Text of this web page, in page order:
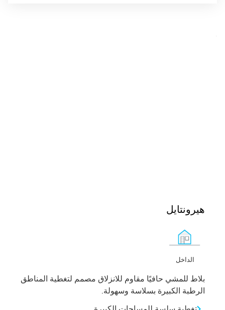
هيرونتايل
الداخل
بلاط للمشي حافيًا مقاوم للانزلاق مصمم لتغطية المناطق
الرطبة الكبيرة بسلاسة وسهولة.